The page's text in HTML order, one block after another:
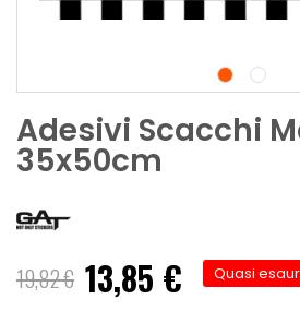
Adesivi Scacchi
35x50cm
19,82 € Prezzo
speciale
13,85 € Quasi